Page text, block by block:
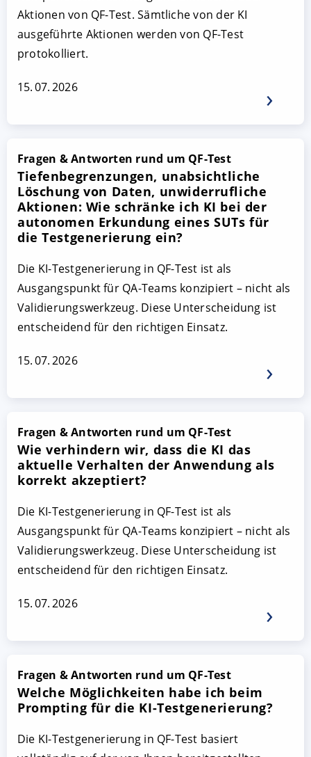
Aktionen von QF-Test. Sämtliche von der KI
ausgeführte Aktionen werden von QF-Test
protokolliert.
15. 07. 2026
Fragen & Antworten rund um QF-Test
Tiefenbegrenzungen, unabsichtliche
Löschung von Daten, unwiderrufliche
Aktionen: Wie schränke ich KI bei der
autonomen Erkundung eines SUTs für
die Testgenerierung ein?
Die KI-Testgenerierung in QF-Test ist als
Ausgangspunkt für QA-Teams konzipiert – nicht als
Validierungswerkzeug. Diese Unterscheidung ist
entscheidend für den richtigen Einsatz.
15. 07. 2026
Fragen & Antworten rund um QF-Test
Wie verhindern wir, dass die KI das
aktuelle Verhalten der Anwendung als
korrekt akzeptiert?
Die KI-Testgenerierung in QF-Test ist als
Ausgangspunkt für QA-Teams konzipiert – nicht als
Validierungswerkzeug. Diese Unterscheidung ist
entscheidend für den richtigen Einsatz.
15. 07. 2026
Fragen & Antworten rund um QF-Test
Welche Möglichkeiten habe ich beim
Prompting für die KI-Testgenerierung?
Die KI-Testgenerierung in QF-Test basiert